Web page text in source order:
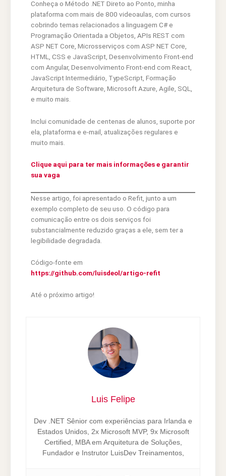
Conheça o Método .NET Direto ao Ponto, minha
plataforma com mais de 800 videoaulas, com cursos
cobrindo temas relacionados a linguagem C# e
Programação Orientada a Objetos, APIs REST com
ASP NET Core, Microsserviços com ASP NET Core,
HTML, CSS e JavaScript, Desenvolvimento Front-end
com Angular, Desenvolvimento Front-end com React,
JavaScript Intermediário, TypeScript, Formação
Arquitetura de Software, Microsoft Azure, Agile, SQL,
e muito mais.
Inclui comunidade de centenas de alunos, suporte por
ela, plataforma e e-mail, atualizações regulares e
muito mais.
Clique aqui para ter mais informações e garantir
sua vaga
Nesse artigo, foi apresentado o Refit, junto a um
exemplo completo de seu uso. O código para
comunicação entre os dois serviços foi
substancialmente reduzido graças a ele, sem ter a
legibilidade degradada.
Código-fonte em
https://github.com/luisdeol/artigo-refit
Até o próximo artigo!
Luis Felipe
Dev .NET Sênior com experiências para Irlanda e
Estados Unidos, 2x Microsoft MVP, 9x Microsoft
Certified, MBA em Arquitetura de Soluções,
Fundador e Instrutor LuisDev Treinamentos,